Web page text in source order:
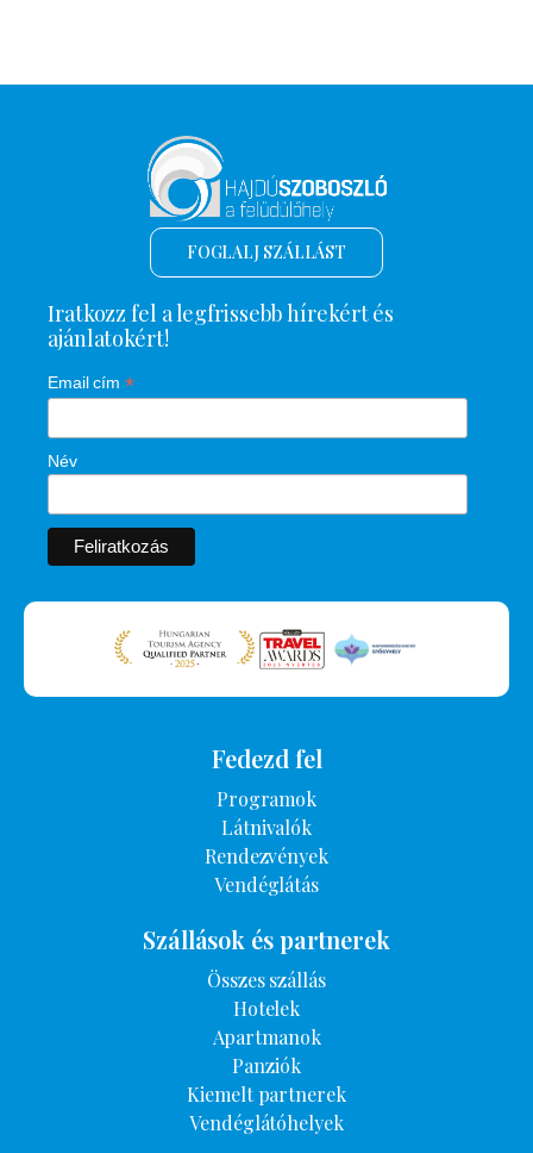
FOGLALJ SZÁLLÁST
Iratkozz fel a legfrissebb hírekért és
ajánlatokért!
Email cím *
Név
Fedezd fel
Programok
Látnivalók
Rendezvények
Vendéglátás
Szállások és partnerek
Összes szállás
Hotelek
Apartmanok
Panziók
Kiemelt partnerek
Vendéglátóhelyek